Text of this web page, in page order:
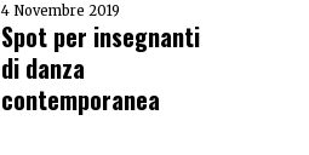
4 Novembre 2019
Spot per insegnanti
di danza
contemporanea